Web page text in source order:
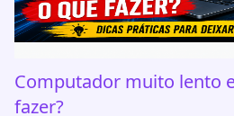
Computador muito lento
fazer?